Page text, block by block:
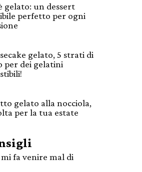
gelato: un dessert
perfetto per ogni
gelato, 5 strati di
per dei gelatini
gelato alla nocciola,
per la tua estate
fa venire mal di